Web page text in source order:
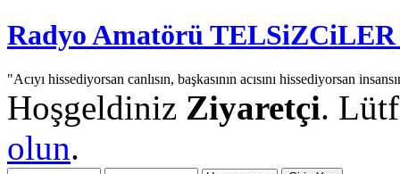
Radyo Amatörü
"Acıyı hissediyorsan canlısın, başkasının acısını hissediyorsan
Hoşgeldiniz Ziyaretçi.
olun.